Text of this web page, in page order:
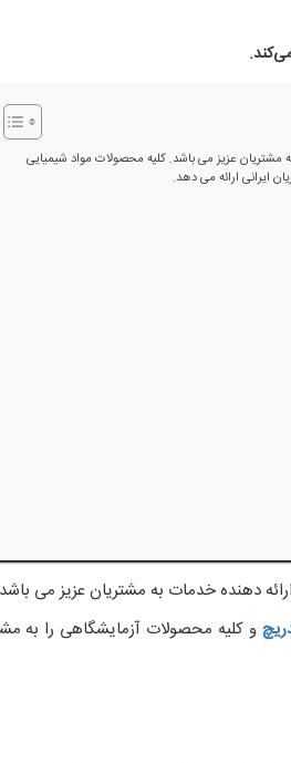
مشتریان عزیز می باشد. کلیه محصولات مواد شیمیایی
دهنده خدمات به مشتریان عزیز می
و کلیه محصولات آزمایشگاهی را به